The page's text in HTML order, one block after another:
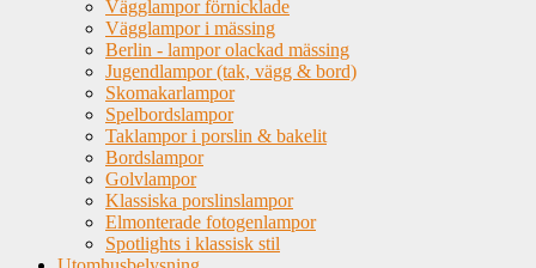
Vägglampor förnicklade
Vägglampor i mässing
Berlin - lampor olackad mässing
Jugendlampor (tak, vägg & bord)
Skomakarlampor
Spelbordslampor
Taklampor i porslin & bakelit
Bordslampor
Golvlampor
Klassiska porslinslampor
Elmonterade fotogenlampor
Spotlights i klassisk stil